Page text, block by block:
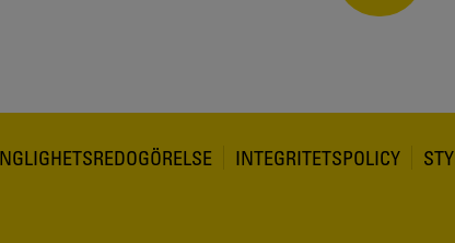
INTEGRITETSPOLICY